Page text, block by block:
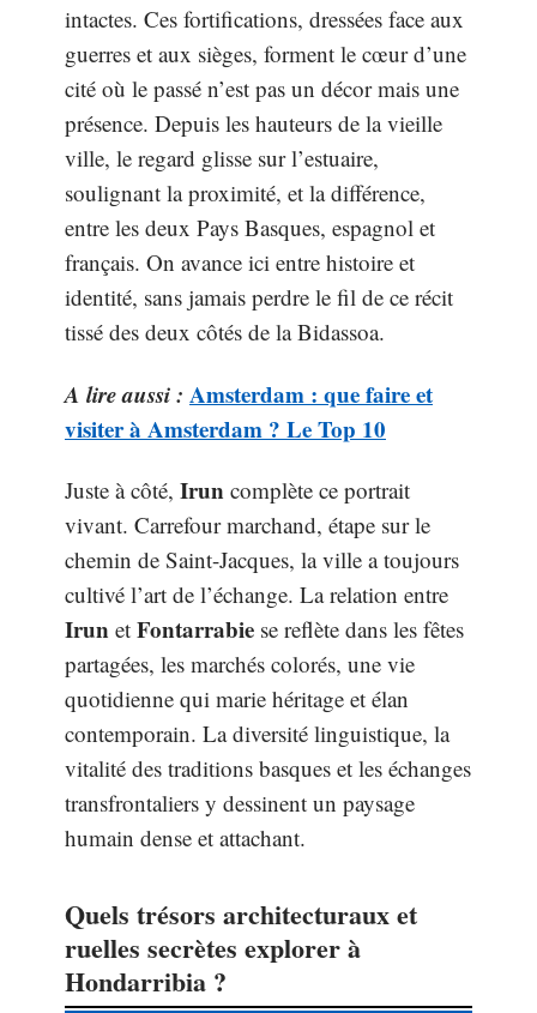
intactes. Ces fortifications, dressées face aux
guerres et aux sièges, forment le cœur d’une
cité où le passé n’est pas un décor mais une
présence. Depuis les hauteurs de la vieille
ville, le regard glisse sur l’estuaire,
soulignant la proximité, et la différence,
entre les deux Pays Basques, espagnol et
français. On avance ici entre histoire et
identité, sans jamais perdre le fil de ce récit
tissé des deux côtés de la Bidassoa.
A lire aussi : Amsterdam : que faire et
visiter à Amsterdam ? Le Top 10
Juste à côté, Irun complète ce portrait
vivant. Carrefour marchand, étape sur le
chemin de Saint-Jacques, la ville a toujours
cultivé l’art de l’échange. La relation entre
Irun et Fontarrabie se reflète dans les fêtes
partagées, les marchés colorés, une vie
quotidienne qui marie héritage et élan
contemporain. La diversité linguistique, la
vitalité des traditions basques et les échanges
transfrontaliers y dessinent un paysage
humain dense et attachant.
Quels trésors architecturaux et
ruelles secrètes explorer à
Hondarribia ?